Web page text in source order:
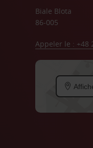
Biale Blota
86-005
Appeler le : +48